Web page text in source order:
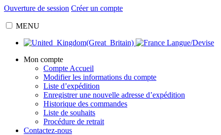
Ouverture de session Créer un compte
MENU
Langue/Devise
Mon compte
Compte Accueil
Modifier les informations du compte
Liste d’expédition
Enregistrer une nouvelle adresse d’expédition
Historique des commandes
Liste de souhaits
Procédure de retrait
Contactez-nous